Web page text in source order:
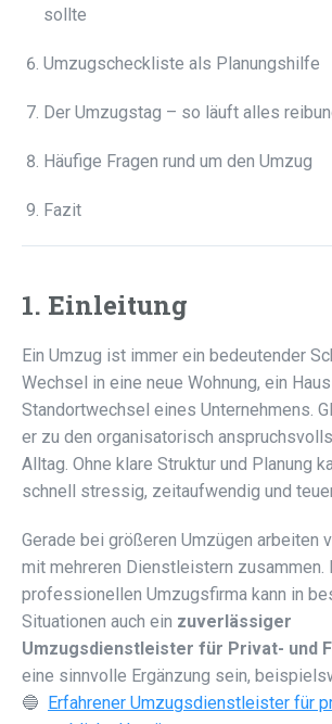
sollte
Umzugscheckliste als Planungshilfe
Der Umzugstag – so läuft alles
Häufige Fragen rund um den Umzug
Fazit
1. Einleitung
Ein Umzug ist immer ein bedeutender
Wechsel in eine neue Wohnung, ein
Standortwechsel eines Unternehmens.
er zu den organisatorisch
Alltag. Ohne klare Struktur und Planung
schnell stressig, zeitaufwendig und
Gerade bei größeren Umzügen arbeiten
mit mehreren Dienstleistern zusammen.
professionellen Umzugsfirma kann in
Situationen auch ein zuverlässiger
Umzugsdienstleister für Privat- und
eine sinnvolle Ergänzung sein,
🔵
Erfahrener Umzugsdienstleister für